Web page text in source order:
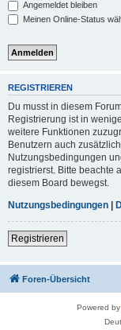
Angemeldet bleiben
Meinen Online-Status
REGISTRIEREN
Du musst in diesem
Registrierung ist in
weitere Funktionen
Benutzern auch
Nutzungsbedingungen
registrierst. Bitte beachte
diesem Board bewegst.
Nutzungsbedingungen |
Registrieren
Foren-Übersicht
Powered by